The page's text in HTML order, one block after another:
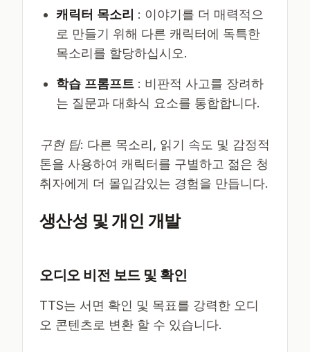
캐릭터 목소리 : 이야기를 더 매력적으
로 만들기 위해 다른 캐릭터에 독특한
목소리를 할당하십시오.
학습 프롬프트 : 비판적 사고를 장려하
는 질문과 대화식 요소를 통합합니다.
구현 팁: 다른 목소리, 읽기 속도 및 감정적
톤을 사용하여 캐릭터를 구별하고 젊은 청
취자에게 더 몰입감있는 경험을 만듭니다.
생산성 및 개인 개발
오디오 비전 보드 및 확인
TTS는 서면 확인 및 목표를 강력한 오디
오 콘텐츠로 변환 할 수 있습니다.